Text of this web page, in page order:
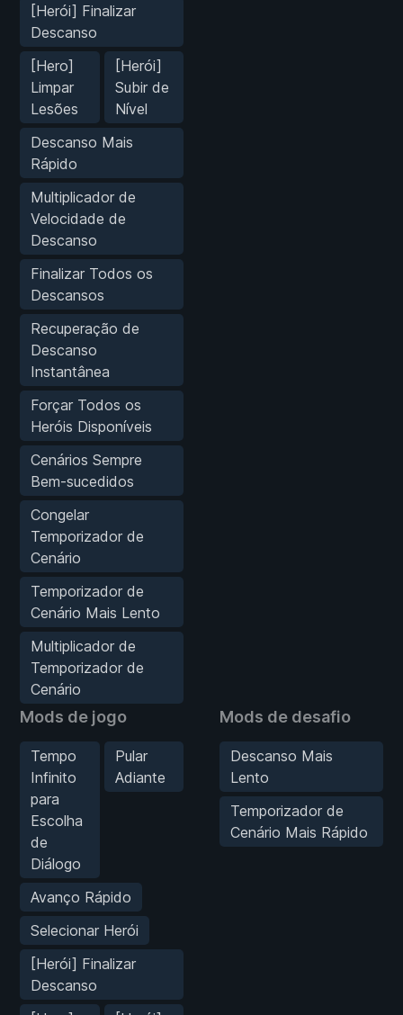
[Herói] Finalizar
Descanso
[Hero]
Limpar
Lesões
[Herói]
Subir de
Nível
Descanso Mais
Rápido
Multiplicador de
Velocidade de
Descanso
Finalizar Todos os
Descansos
Recuperação de
Descanso
Instantânea
Forçar Todos os
Heróis Disponíveis
Cenários Sempre
Bem-sucedidos
Congelar
Temporizador de
Cenário
Temporizador de
Cenário Mais Lento
Multiplicador de
Temporizador de
Cenário
Mods de jogo
Tempo
Infinito
para
Escolha
de
Diálogo
Pular
Adiante
Avanço Rápido
Selecionar Herói
[Herói] Finalizar
Descanso
Mods de desafio
Descanso Mais
Lento
Temporizador de
Cenário Mais Rápido